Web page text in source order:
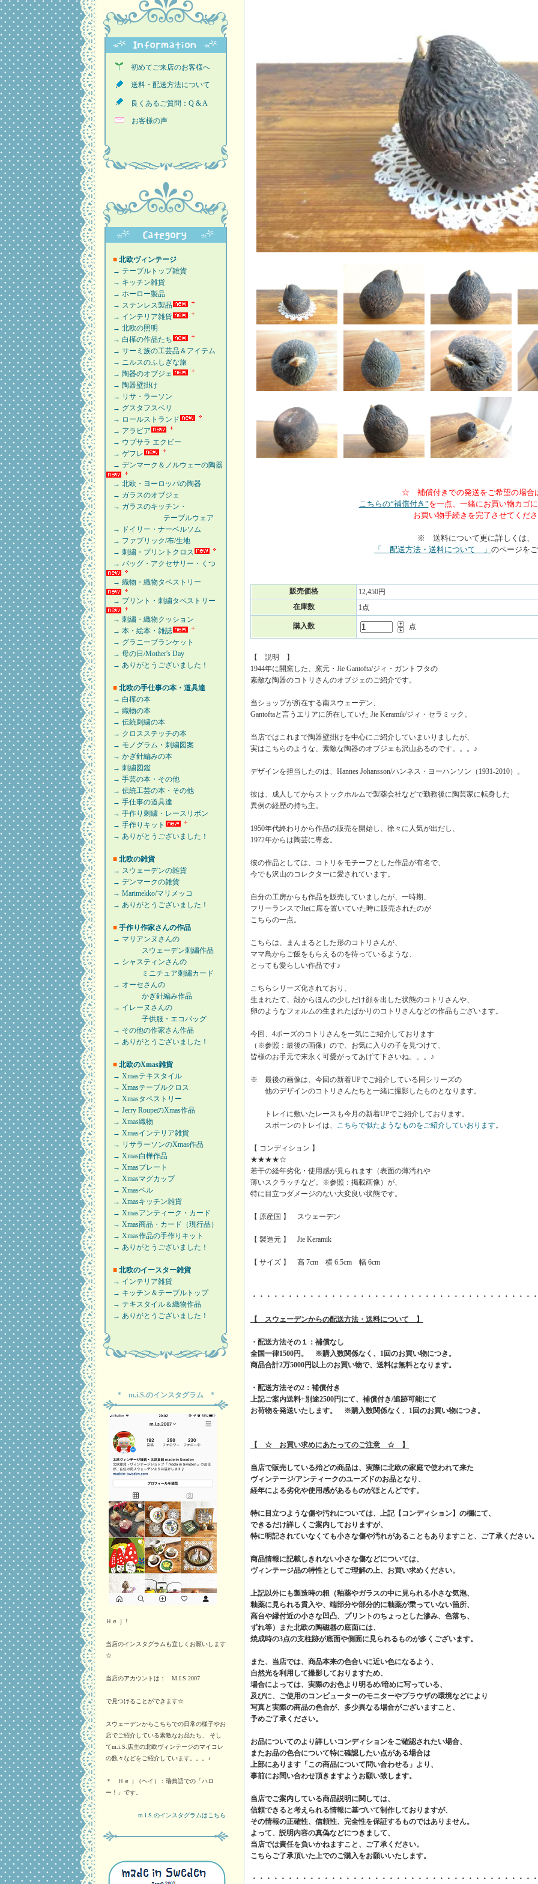
初めてご来店のお客様へ
送料・配送方法について
良くあるご質問：Q & A
お客様の声
■ 北欧ヴィンテージ
→ テーブルトップ雑貨
→ キッチン雑貨
→ ホーロー製品
→ ステンレス製品
→ インテリア雑貨
→ 北欧の照明
→ 白樺の作品たち
→ サーミ族の工芸品＆アイテム
→ ニルスのふしぎな旅
→ 陶器のオブジェ
→ 陶器壁掛け
→ リサ・ラーソン
→ グスタフスベリ
→ ロールストランド
→ アラビア
→ ウプサラ エクビー
→ ゲフレ
→ デンマーク＆ノルウェーの陶器
→ 北欧・ヨーロッパの陶器
→ ガラスのオブジェ
→ ガラスのキッチン・
テーブルウェア
→ ドイリー・ナーベルソム
→ ファブリック/布/生地
→ 刺繍・プリントクロス
→ バッグ・アクセサリー・くつ
→ 織物・織物タペストリー
→ プリント・刺繍タペストリー
→ 刺繍・織物クッション
→ 本・絵本・雑誌
→ グラニーブランケット
→ 母の日/Mother's Day
→ ありがとうございました！
■ 北欧の手仕事の本・道具達
→ 白樺の本
→ 織物の本
→ 伝統刺繍の本
→ クロスステッチの本
→ モノグラム・刺繍図案
→ かぎ針編みの本
→ 刺繍図鑑
→ 手芸の本・その他
→ 伝統工芸の本・その他
→ 手仕事の道具達
→ 手作り刺繍・レースリボン
→ 手作りキット
→ ありがとうございました！
■ 北欧の雑貨
→ スウェーデンの雑貨
→ デンマークの雑貨
→ Marimekko/マリメッコ
→ ありがとうございました！
■ 手作り作家さんの作品
→ マリアンヌさんの
スウェーデン刺繍作品
→ シャスティンさんの
ミニチュア刺繍カード
→ オーセさんの
かぎ針編み作品
→ イレーヌさんの
子供服・エコバッグ
→ その他の作家さん作品
→ ありがとうございました！
■ 北欧のXmas雑貨
→ Xmasテキスタイル
→ Xmasテーブルクロス
→ Xmasタペストリー
→ Jerry RoupeのXmas作品
→ Xmas織物
→ Xmasインテリア雑貨
→ リサラーソンのXmas作品
→ Xmas白樺作品
→ Xmasプレート
→ Xmasマグカップ
→ Xmasベル
→ Xmasキッチン雑貨
→ Xmasアンティーク・カード
→ Xmas商品・カード（現行品）
→ Xmas作品の手作りキット
→ ありがとうございました！
■ 北欧のイースター雑貨
→ インテリア雑貨
→ キッチン＆テーブルトップ
→ テキスタイル＆織物作品
→ ありがとうございました！
* m.i.S.のインスタグラム *
Ｈｅｊ！
当店のインスタグラムも宜しくお願いします
☆
当店のアカウントは： M.I.S.2007
で見つけることができます☆
スウェーデンからこちらでの日常の様子やお
店でご紹介している素敵なお品たち、 そし
てm.i.S.店主の北欧ヴィンテージのマイコレ
の数々などをご紹介しています。。。♪
＊ Ｈｅｊ（ヘイ）：瑞典語での「ハロ
ー！」です。
m.i.S.のインスタグラムはこちら
☆ 補償付きでの発送をご希望の場合
こちらの“補償付き”を一点、一緒にお買い物カゴ
お買い物手続きを完了させてくだ
※ 送料について更に詳しくは、
「 配送方法・送料について 」 のページを
販売価格
12,450円
在庫数
1点
購入数 点
【 説明 】
1944年に開窯した、窯元・Jie Gantofta/ジィ・ガントフタの
素敵な陶器のコトリさんのオブジェのご紹介です。
当ショップが所在する南スウェーデン、
Gantoftaと言うエリアに所在していた Jie Keramik/ジィ・セラミック。
当店ではこれまで陶器壁掛けを中心にご紹介していまいりましたが、
実はこちらのような、素敵な陶器のオブジェも沢山あるのです。。。♪
デザインを担当したのは、Hannes Johansson/ハンネス・ヨーハンソン（1931-2010）。
彼は、成人してからストックホルムで製薬会社などで勤務後に陶芸家に転身した
異例の経歴の持ち主。
1950年代終わりから作品の販売を開始し、徐々に人気が出だし、
1972年からは陶芸に専念。
彼の作品としては、コトリをモチーフとした作品が有名で、
今でも沢山のコレクターに愛されています。
自分の工房からも作品を販売していましたが、一時期、
フリーランスでJieに席を置いていた時に販売されたのが
こちらの一点。
こちらは、まんまるとした形のコトリさんが、
ママ鳥からご飯をもらえるのを待っているような、
とっても愛らしい作品です♪
こちらシリーズ化されており、
生まれたて、殻からほんの少しだけ顔を出した状態のコトリさんや、
卵のようなフォルムの生まれたばかりのコトリさんなどの作品もございます。
今回、4ポーズのコトリさんを一気にご紹介しております
（※参照：最後の画像）ので、お気に入りの子を見つけて、
皆様のお手元で末永く可愛がってあげて下さいね。。。♪
※ 最後の画像は、今回の新着UPでご紹介している同シリーズの
他のデザインのコトリさんたちと一緒に撮影したものとなります。
トレイに敷いたレースも今月の新着UPでご紹介しております。
スポーンのトレイは、 こちらで似たようなものをご紹介していおります。
【 コンディション 】
★★★★☆
若干の経年劣化・使用感が見られます（表面の薄汚れや
薄いスクラッチなど。※参照：掲載画像）が、
特に目立つダメージのない大変良い状態です。
【 原産国 】 スウェーデン
【 製造元 】 Jie Keramik
【 サイズ 】 高 7cm 横 6.5cm 幅 6cm
・・・・・・・・・・・・・・・・・・・・・・・・・・・・・・・・・・・・・・・・
【 スウェーデンからの配送方法・送料について 】
・配送方法その１：補償なし
全国一律1500円。 ※購入数関係なく、1回のお買い物につき。
商品合計2万5000円以上のお買い物で、送料は無料となります。
・配送方法その2：補償付き
上記ご案内送料+別途2500円にて、補償付き/追跡可能にて
お荷物を発送いたします。 ※購入数関係なく、1回のお買い物につき。
【 ☆ お買い求めにあたってのご注意 ☆ 】
当店で販売している殆どの商品は、実際に北欧の家庭で使われて来た
ヴィンテージ/アンティークのユーズドのお品となり、
経年による劣化や使用感があるものがほとんどです。
特に目立つような傷や汚れについては、上記【コンディション】の欄にて、
できるだけ詳しくご案内しておりますが、
特に明記されていなくても小さな傷や汚れがあることもありますこと、ご了承ください。
商品情報に記載しきれない小さな傷などについては、
ヴィンテージ品の特性としてご理解の上、お買い求めください。
上記以外にも製造時の粗（釉薬やガラスの中に見られる小さな気泡、
釉薬に見られる貫入や、端部分や部分的に釉薬が乗っていない箇所、
高台や縁付近の小さな凹凸、プリントのちょっとした滲み、色落ち、
ずれ等）また北欧の陶磁器の底面には、
焼成時の3点の支柱跡が底面や側面に見られるものが多くございます。
また、当店では、商品本来の色合いに近い色になるよう、
自然光を利用して撮影しておりますため、
場合によっては、実際のお色より明るめ/暗めに写っている、
及びに、ご使用のコンピューターのモニターやプラウザの環境などにより
写真と実際の商品の色合が、多少異なる場合がございますこと、
予めご了承ください。
お品についてのより詳しいコンディションをご確認されたい場合、
またお品の色合について特に確認したい点がある場合は
上部にあります「この商品について問い合わせる」より、
事前にお問い合わせ頂きますようお願い致します。
当店でご案内している商品説明に関しては、
信頼できると考えられる情報に基づいて制作しておりますが、
その情報の正確性、信頼性、完全性を保証するものではありません。
よって、説明内容の真偽などにつきまして、
当店では責任を負いかねますこと、ご了承ください。
こちらご了承頂いた上でのご購入をお願いいたします。
・・・・・・・・・・・・・・・・・・・・・・・・・・・・・・・・・・・・・・・・